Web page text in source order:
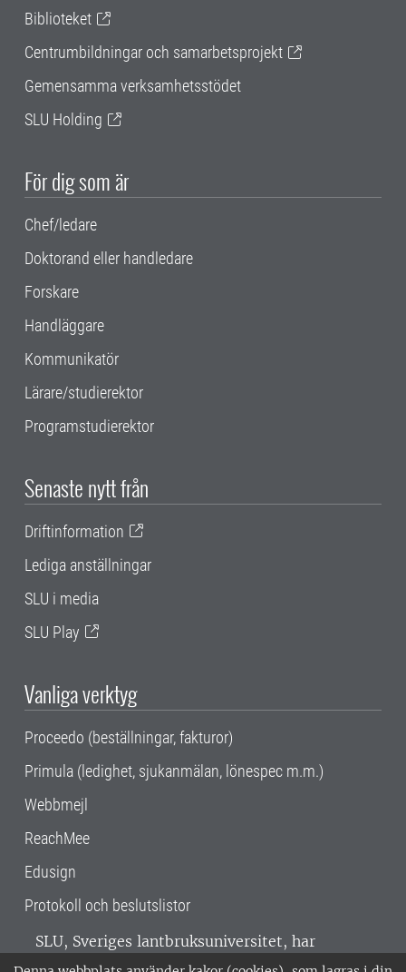
Biblioteket
Centrumbildningar och samarbetsprojekt
Gemensamma verksamhetsstödet
SLU Holding
För dig som är
Chef/ledare
Doktorand eller handledare
Forskare
Handläggare
Kommunikatör
Lärare/studierektor
Programstudierektor
Senaste nytt från
Driftinformation
Lediga anställningar
SLU i media
SLU Play
Vanliga verktyg
Proceedo (beställningar, fakturor)
Primula (ledighet, sjukanmälan, lönespec m.m.)
Webbmejl
ReachMee
Edusign
Protokoll och beslutslistor
SLU, Sveriges lantbruksuniversitet, har
verksamhet över hela Sverige. Huvudorter är